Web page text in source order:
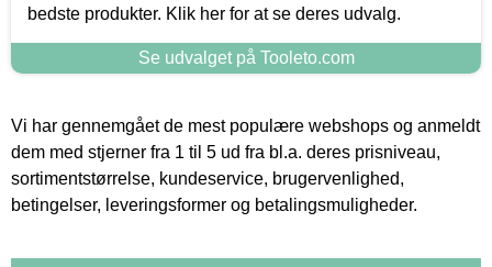
bedste produkter. Klik her for at se deres udvalg.
Se udvalget på Tooleto.com
Vi har gennemgået de mest populære webshops og anmeldt
dem med stjerner fra 1 til 5 ud fra bl.a. deres prisniveau,
sortimentstørrelse, kundeservice, brugervenlighed,
betingelser, leveringsformer og betalingsmuligheder.